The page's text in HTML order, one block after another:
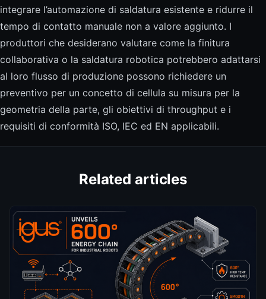
integrare l’automazione di saldatura esistente e ridurre il
tempo di contatto manuale non a valore aggiunto. I
produttori che desiderano valutare come la finitura
collaborativa o la saldatura robotica potrebbero adattarsi
al loro flusso di produzione possono richiedere un
preventivo per un concetto di cellula su misura per la
geometria della parte, gli obiettivi di throughput e i
requisiti di conformità ISO, IEC ed EN applicabili.
Related articles